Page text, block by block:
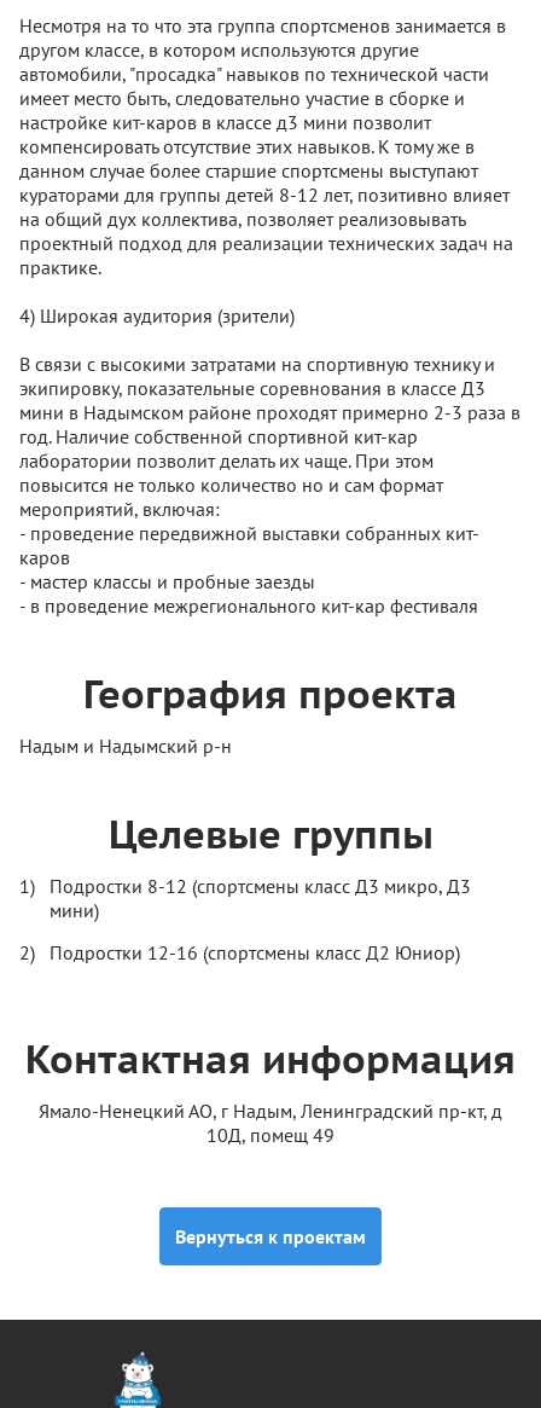
Несмотря на то что эта группа спортсменов занимается в
другом классе, в котором используются другие
автомобили, "просадка" навыков по технической части
имеет место быть, следовательно участие в сборке и
настройке кит-каров в классе д3 мини позволит
компенсировать отсутствие этих навыков. К тому же в
данном случае более старшие спортсмены выступают
кураторами для группы детей 8-12 лет, позитивно влияет
на общий дух коллектива, позволяет реализовывать
проектный подход для реализации технических задач на
практике.
4) Широкая аудитория (зрители)
В связи с высокими затратами на спортивную технику и
экипировку, показательные соревнования в классе Д3
мини в Надымском районе проходят примерно 2-3 раза в
год. Наличие собственной спортивной кит-кар
лаборатории позволит делать их чаще. При этом
повысится не только количество но и сам формат
мероприятий, включая:
- проведение передвижной выставки собранных кит-
каров
- мастер классы и пробные заезды
- в проведение межрегионального кит-кар фестиваля
География проекта
Надым и Надымский р-н
Целевые группы
Подростки 8-12 (спортсмены класс Д3 микро, Д3
мини)
Подростки 12-16 (спортсмены класс Д2 Юниор)
Контактная информация
Ямало-Ненецкий АО, г Надым, Ленинградский пр-кт, д
10Д, помещ 49
Вернуться к проектам